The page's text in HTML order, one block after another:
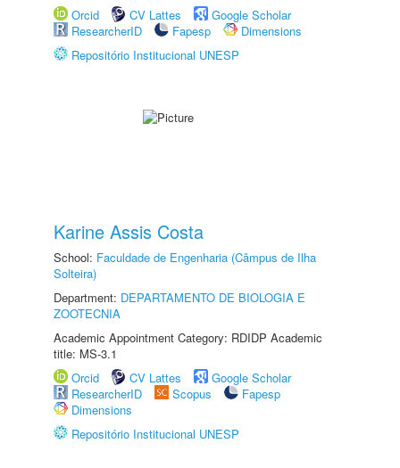
Orcid
CV Lattes
Google Scholar
ResearcherID
Fapesp
Dimensions
Repositório Institucional UNESP
Karine Assis Costa
School: Faculdade de Engenharia (Câmpus de Ilha
Solteira)
Department: DEPARTAMENTO DE BIOLOGIA E
ZOOTECNIA
Academic Appointment Category: RDIDP Academic
title: MS-3.1
Orcid
CV Lattes
Google Scholar
ResearcherID
Scopus
Fapesp
Dimensions
Repositório Institucional UNESP